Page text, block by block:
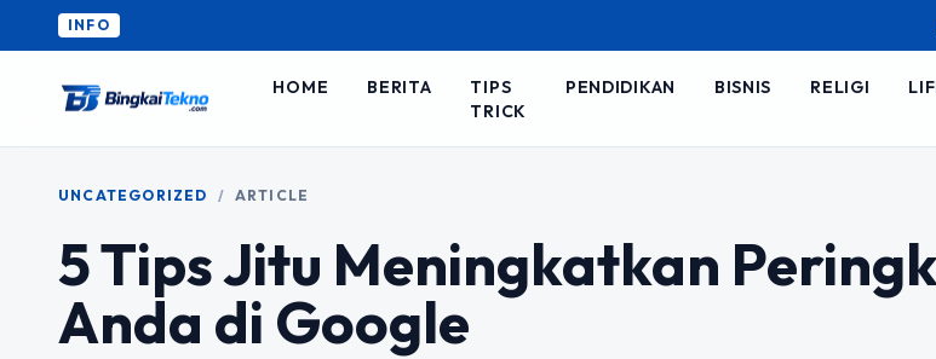
INFO
HOME BERITA
TIPS
TRICK
PENDIDIKAN BISNIS RELIGI
UNCATEGORIZED / ARTICLE
5 Tips Jitu Meningkatkan
Anda di Google